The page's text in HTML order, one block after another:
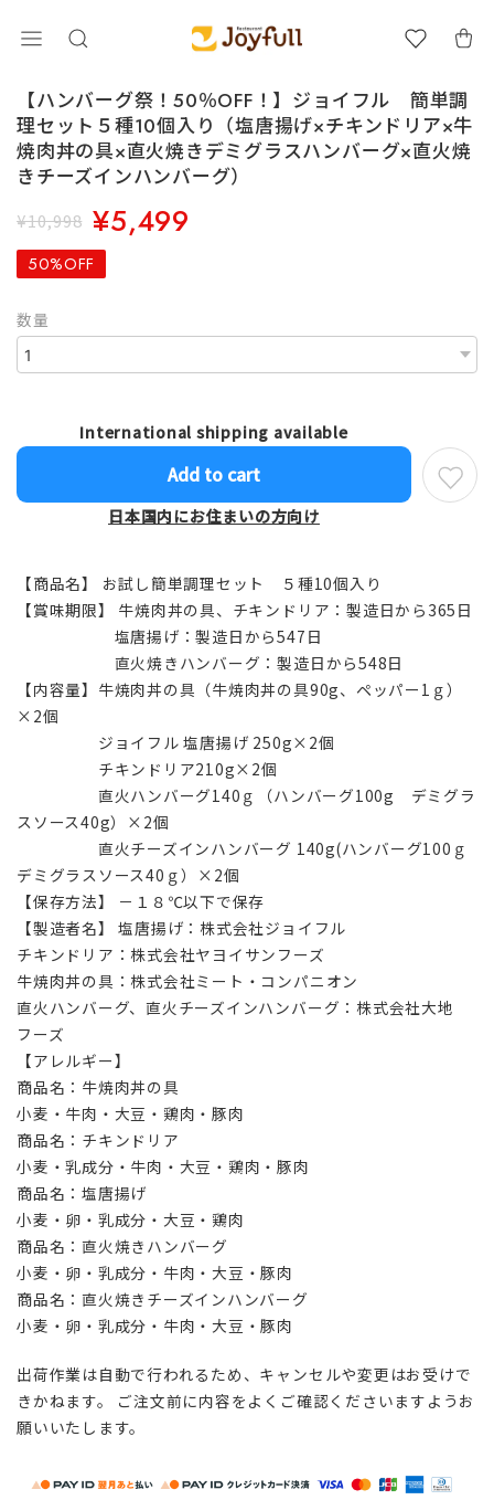
【ハンバーグ祭！50％OFF！】ジョイフル 簡単調
理セット５種10個入り（塩唐揚げ×チキンドリア×牛
焼肉丼の具×直火焼きデミグラスハンバーグ×直火焼
きチーズインハンバーグ）
¥10,998 ¥5,499
50%OFF
数量
International shipping available
Add to cart
日本国内にお住まいの方向け
【商品名】 お試し簡単調理セット ５種10個入り
【賞味期限】 牛焼肉丼の具、チキンドリア：製造日から365日
塩唐揚げ：製造日から547日
直火焼きハンバーグ：製造日から548日
【内容量】牛焼肉丼の具（牛焼肉丼の具90g、ペッパー1ｇ）
×2個
ジョイフル 塩唐揚げ 250g×2個
チキンドリア210g×2個
直火ハンバーグ140ｇ（ハンバーグ100g デミグラ
スソース40g）×2個
直火チーズインハンバーグ 140g(ハンバーグ100ｇ
デミグラスソース40ｇ）×2個
【保存方法】 －１８℃以下で保存
【製造者名】 塩唐揚げ：株式会社ジョイフル
チキンドリア：株式会社ヤヨイサンフーズ
牛焼肉丼の具：株式会社ミート・コンパニオン
直火ハンバーグ、直火チーズインハンバーグ：株式会社大地
フーズ
【アレルギー】
商品名：牛焼肉丼の具
小麦・牛肉・大豆・鶏肉・豚肉
商品名：チキンドリア
小麦・乳成分・牛肉・大豆・鶏肉・豚肉
商品名：塩唐揚げ
小麦・卵・乳成分・大豆・鶏肉
商品名：直火焼きハンバーグ
小麦・卵・乳成分・牛肉・大豆・豚肉
商品名：直火焼きチーズインハンバーグ
小麦・卵・乳成分・牛肉・大豆・豚肉
出荷作業は自動で行われるため、キャンセルや変更はお受けで
きかねます。 ご注文前に内容をよくご確認くださいますようお
願いいたします。